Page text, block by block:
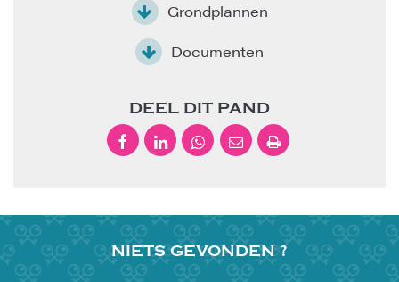
Grondplannen
Documenten
DEEL DIT PAND
NIETSGEVONDEN ?